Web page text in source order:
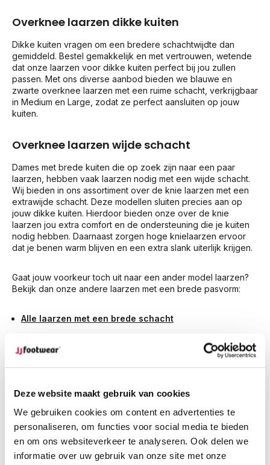
Deze website maakt gebruik van cookies
We gebruiken cookies om content en advertenties te
personaliseren, om functies voor social media te bieden
en om ons websiteverkeer te analyseren. Ook delen we
informatie over uw gebruik van onze site met onze
Overknee laarzen dikke kuiten
Dikke kuiten vragen om een bredere schachtwijdte dan
gemiddeld. Bestel gemakkelijk en met vertrouwen, wetende
dat onze laarzen voor dikke kuiten perfect bij jou zullen
passen. Met ons diverse aanbod bieden we blauwe en
zwarte overknee laarzen met een ruime schacht, verkrijgbaar
in Medium en Large, zodat ze perfect aansluiten op jouw
kuiten.
Overknee laarzen wijde schacht
Dames met brede kuiten die op zoek zijn naar een paar
laarzen, hebben vaak laarzen nodig met een wijde schacht.
Wij bieden in ons assortiment over de knie laarzen met een
extrawijde schacht. Deze modellen sluiten precies aan op
jouw dikke kuiten. Hierdoor bieden onze over de knie
laarzen jou extra comfort en de ondersteuning die je kuiten
nodig hebben. Daarnaast zorgen hoge knielaarzen ervoor
dat je benen warm blijven en een extra slank uiterlijk krijgen.
Gaat jouw voorkeur toch uit naar een ander model laarzen?
Bekijk dan onze andere laarzen met een brede pasvorm:
Alle laarzen met een brede schacht
Cowboy laarzen met brede schacht
Wide fit overknee laarzen zijn zorgvuldig ontworpen voor
dames met dikke kuiten. Met een brede schachtwijdte en
een perfecte pasvorm bieden deze laarzen het ultieme
comfort en de nodige ondersteuning tijdens het dragen van
laarzen in een wide fit uitvoering.